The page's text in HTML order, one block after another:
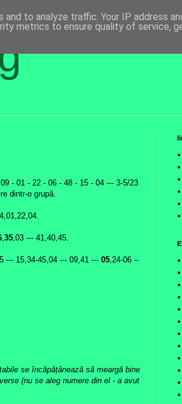
- 01 - 22 - 06 - 48 - 15 - 04 --- 3-5/23
dintr-o grupă.
35 ,03 --- 41,40,45.
--- 15,34-45,04 --- 09,41 --- 05 ,24-06 --
se încăpățânează să meargă bine
(nu se aleg numere din el - a avut
to analyze traffic. Your IP address
metrics to ensure quality of service,